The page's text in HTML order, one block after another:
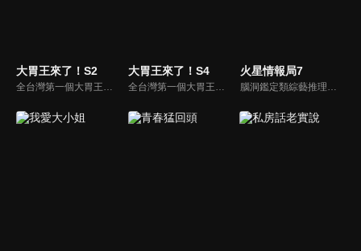
大胃王來了！S2
全台灣第一個大胃王美食節目，由主持人帶領大胃王們及名人來賓吃遍台灣美食，每趟旅程都有不同的美食主題以及遊戲互動，並藉由大胃王幸福地享用，讓觀眾深刻了解台灣美食文化的豐富特色！
大胃王來了！S4
全台灣第一個大胃王美食節目，由主持人帶領大胃王們及名人來賓吃遍台灣美食，每趟旅程都有不同的美食主題以及遊戲互動，並藉由大胃王幸福地享用，讓觀眾深刻了解台灣美食文化的豐富特色！
火星情報局7
腦洞鑑定類綜藝推理脫口秀，陣容為薛之謙、大張偉、楊迪、劉維、黃子弘凡、黃聖依、龐博等…節目圍繞著當下熱梗熱點、觀眾的興趣點、共鳴點展開故事；火星特工廣發英雄帖正面對撞，迎戰近年最出圈、最有趣、最敢說的廠牌大咖們。真金不怕火煉！一場席卷全網的廠牌巔峰之戰即將展開！